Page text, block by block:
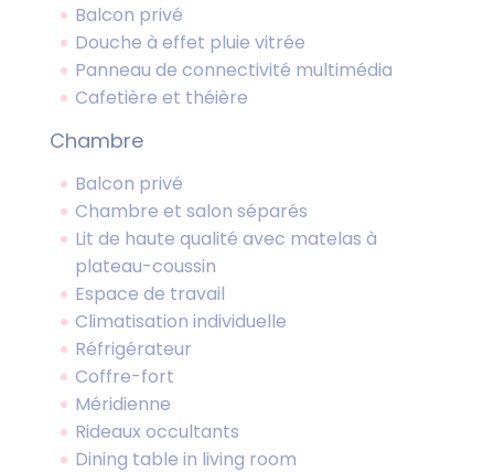
Balcon privé
Douche à effet pluie vitrée
Panneau de connectivité multimédia
Cafetière et théière
Chambre
Balcon privé
Chambre et salon séparés
Lit de haute qualité avec matelas à
plateau-coussin
Espace de travail
Climatisation individuelle
Réfrigérateur
Coffre-fort
Méridienne
Rideaux occultants
Dining table in living room